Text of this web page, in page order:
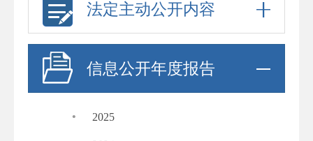
法定主动公开内容
信息公开年度报告
· 2025